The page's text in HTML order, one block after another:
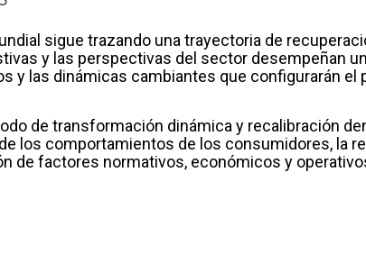
sigue trazando una trayectoria de
y las perspectivas del sector desempeñan
y las dinámicas cambiantes que configurarán el
de transformación dinámica y recalibración
los comportamientos de los consumidores, la
de factores normativos, económicos y